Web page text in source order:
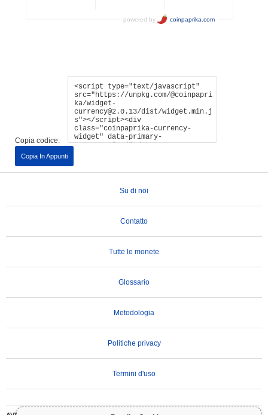
Copia codice:
Copia In Appunti
Su di noi
Contatto
Tutte le monete
Glossario
Metodologia
Politiche privacy
Termini d'uso